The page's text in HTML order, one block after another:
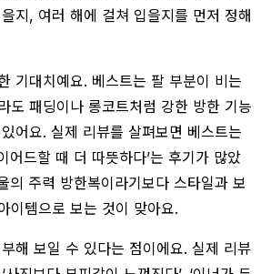
지, 여러 해에 걸쳐 입을지를 먼저 정해
기대치예요. 베스트는 팔 부분이 비는
도 패딩이나 롱코트처럼 강한 방한 기능
어요. 실제 리뷰를 살펴보면 베스트는
어드할 때 더 따뜻하다’는 후기가 많았
의 주력 방한복이라기보다 스타일과 보
이템으로 보는 것이 맞아요.
해 보일 수 있다는 점이에요. 실제 리뷰